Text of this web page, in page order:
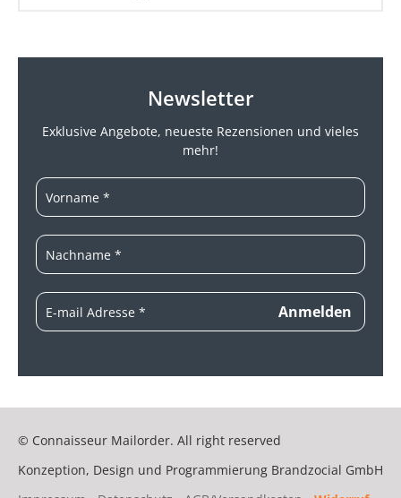
Newsletter
Exklusive Angebote, neueste Rezensionen und vieles
mehr!
© Connaisseur Mailorder. All right reserved
Konzeption, Design und Programmierung Brandzocial GmbH